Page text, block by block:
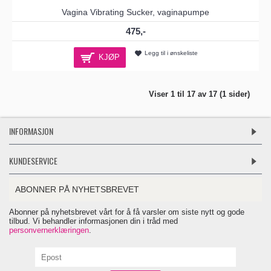
Vagina Vibrating Sucker, vaginapumpe
475,-
KJØP Legg til i ønskeliste
Viser 1 til 17 av 17 (1 sider)
INFORMASJON
KUNDESERVICE
ABONNER PÅ NYHETSBREVET
Abonner på nyhetsbrevet vårt for å få varsler om siste nytt og gode
tilbud. Vi behandler informasjonen din i tråd med
personvernerklæringen.